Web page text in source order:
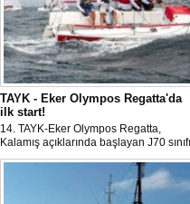
TAYK - Eker Olympos Regatta'da
ilk start!
14. TAYK-Eker Olympos Regatta,
Kalamış açıklarında başlayan J70 sınıfı
yarışlarıyla ilk startını verdi. İstanbul'u
gün boyunca yelken coşkusuyla
buluşturacak organizasyonun ilk
gününde 9 tekne rüzgârla buluştu.